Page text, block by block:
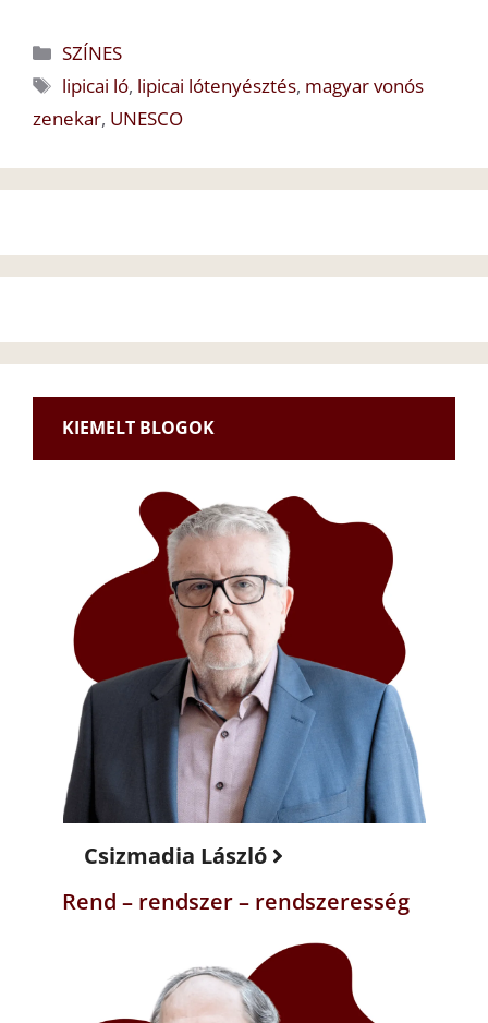
Kategória
SZÍNES
Címkék
lipicai ló, lipicai lótenyésztés, magyar vonós
zenekar, UNESCO
KIEMELT BLOGOK
Csizmadia László
Rend – rendszer – rendszeresség